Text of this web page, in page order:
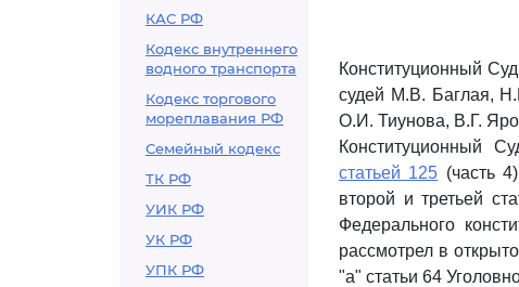
КАС РФ
Кодекс внутреннего
водного транспорта
Кодекс торгового
мореплавания РФ
Семейный кодекс
ТК РФ
УИК РФ
УК РФ
УПК РФ
Конституционный
судей М.В. Баглая,
О.И. Тиунова, В.Г.
Конституционный
статьей 125 (часть
второй и третьей
Федерального
рассмотрел в
"а" статьи 64